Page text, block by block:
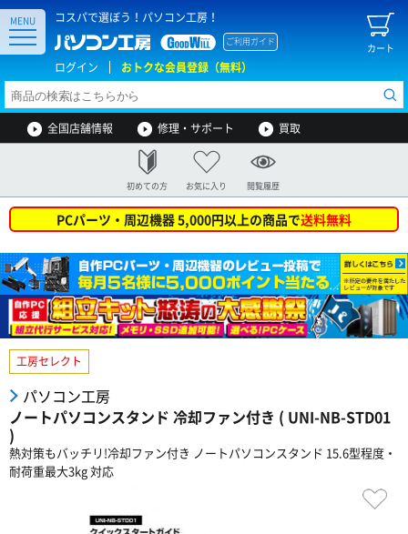
コスパで選ぼう！パソコン工房！
カート
ご利用ガイド
ログイン おトクな会員登録（無料）
MENU
全国店舗情報 修理・サポート 買取
初めての方 お気に入り 閲覧履歴
PCパーツ・周辺機器 5,000円以上の商品で送料無料
工房セレクト
パソコン工房
ノートパソコンスタンド 冷却ファン付き ( UNI-NB-STD01
)
熱対策もバッチリ!冷却ファン付き ノートパソコンスタンド 15.6型程度・
耐荷重最大3kg 対応